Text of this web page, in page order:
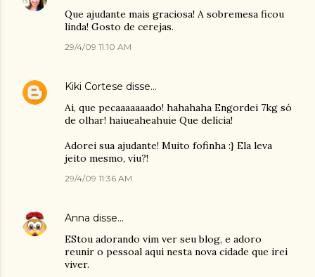
Que ajudante mais graciosa! A sobremesa ficou
linda! Gosto de cerejas.
29/4/09 11:10 AM
Kiki Cortese disse…
Ai, que pecaaaaaaado! hahahaha Engordei 7kg só
de olhar! haiueaheahuie Que delícia!
Adorei sua ajudante! Muito fofinha :} Ela leva
jeito mesmo, viu?!
29/4/09 11:36 AM
Anna disse…
EStou adorando vim ver seu blog, e adoro
reunir o pessoal aqui nesta nova cidade que irei
viver.